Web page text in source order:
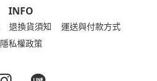
INFO
退換貨須知
運送與付款方式
隱私權政策
Instagram page
Line page